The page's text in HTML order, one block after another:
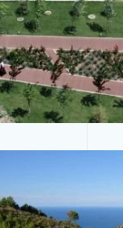
Tam Ekran